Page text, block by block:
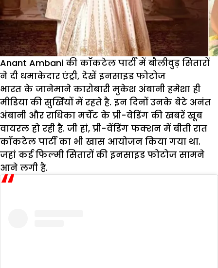
Anant Ambani की कॉकटेल पार्टी में बौलीवुड़ सितारों
ने दी धमाकेदार एंट्री, देखें इनसाइड फोटोज
भारत के जानेमाने कारोबारी मुकेश अंबानी हमेशा ही
मीडिया की सुर्खियों में रहते है. इन दिनों उनके बेटे अनंत
अंबानी और राधिका मर्चेंट के प्री-वेडिंग की खबरें खूब
वायरल हो रही है. जी हां, प्री-वेंडिंग फक्शन में बीती रात
कॉकटेल पार्टी का भी खास आयोजन किया गया था.
जहां कई फिल्मी सितारों की इनसाइड फोटोज सामने
आने लगी है.